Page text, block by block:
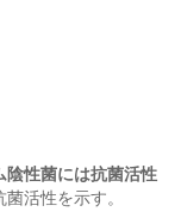
陰性菌には抗菌活性
活性を示す。